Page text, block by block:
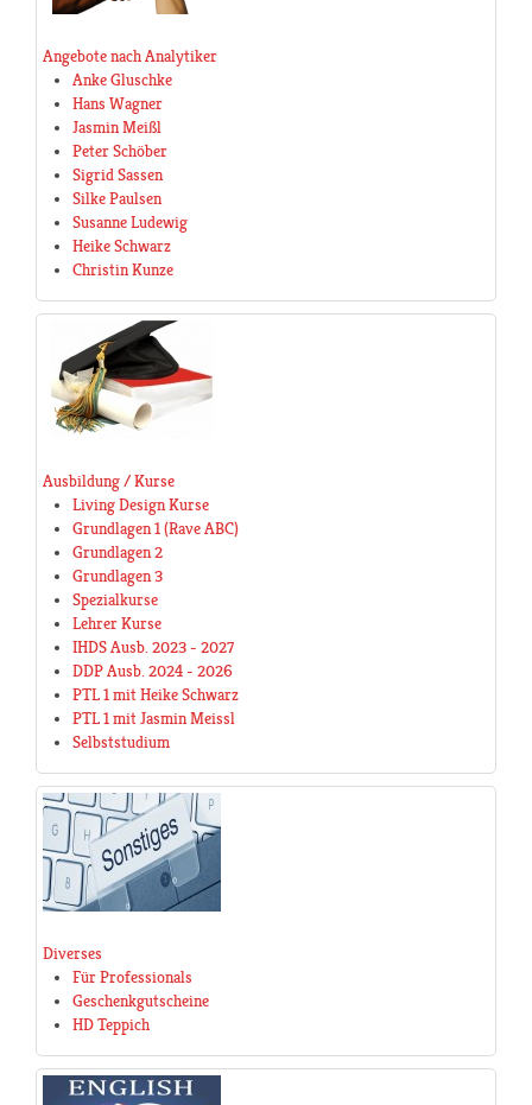
Angebote nach Analytiker
Anke Gluschke
Hans Wagner
Jasmin Meißl
Peter Schöber
Sigrid Sassen
Silke Paulsen
Susanne Ludewig
Heike Schwarz
Christin Kunze
Ausbildung / Kurse
Living Design Kurse
Grundlagen 1 (Rave ABC)
Grundlagen 2
Grundlagen 3
Spezialkurse
Lehrer Kurse
IHDS Ausb. 2023 - 2027
DDP Ausb. 2024 - 2026
PTL 1 mit Heike Schwarz
PTL 1 mit Jasmin Meissl
Selbststudium
Diverses
Für Professionals
Geschenkgutscheine
HD Teppich